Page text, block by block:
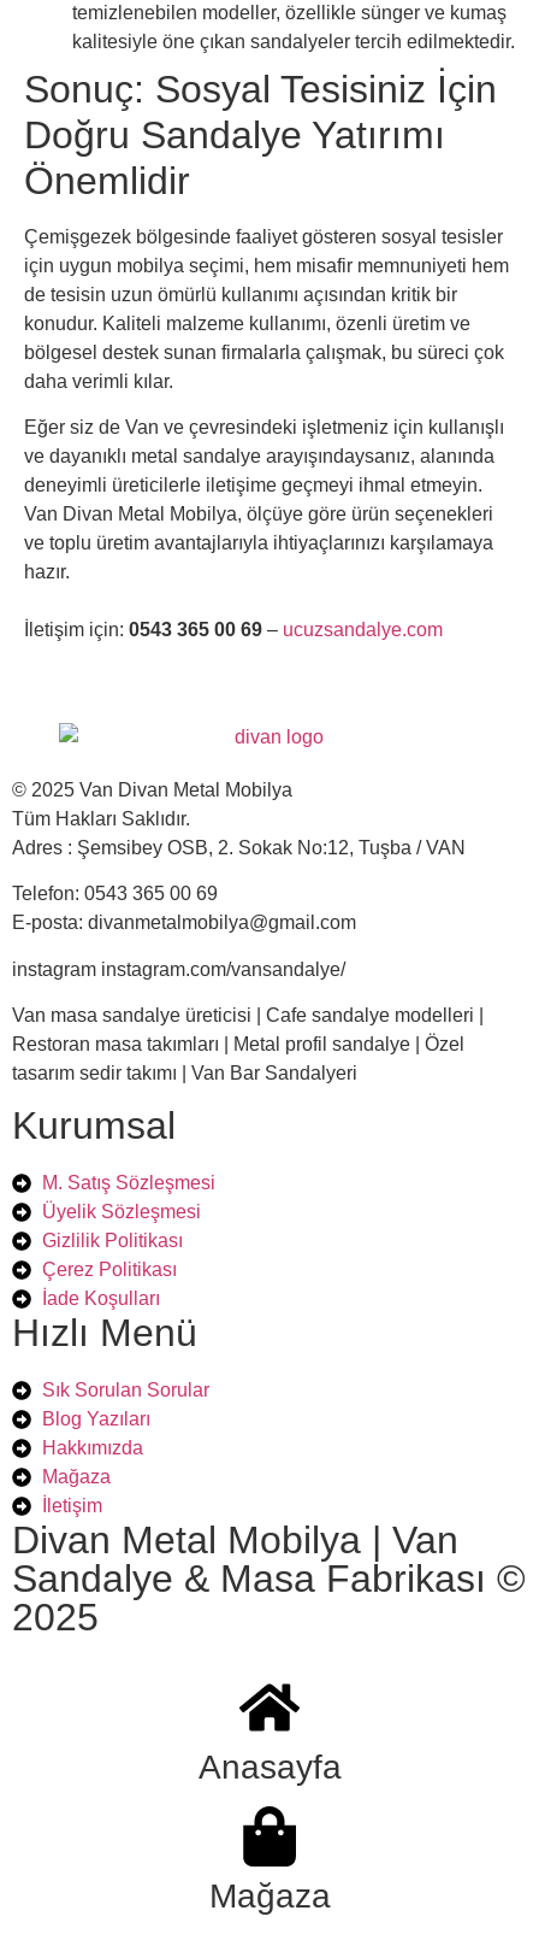
temizlenebilen modeller, özellikle sünger ve kumaş
kalitesiyle öne çıkan sandalyeler tercih edilmektedir.
Sonuç: Sosyal Tesisiniz İçin
Doğru Sandalye Yatırımı
Önemlidir
Çemişgezek bölgesinde faaliyet gösteren sosyal tesisler
için uygun mobilya seçimi, hem misafir memnuniyeti hem
de tesisin uzun ömürlü kullanımı açısından kritik bir
konudur. Kaliteli malzeme kullanımı, özenli üretim ve
bölgesel destek sunan firmalarla çalışmak, bu süreci çok
daha verimli kılar.
Eğer siz de Van ve çevresindeki işletmeniz için kullanışlı
ve dayanıklı metal sandalye arayışındaysanız, alanında
deneyimli üreticilerle iletişime geçmeyi ihmal etmeyin.
Van Divan Metal Mobilya, ölçüye göre ürün seçenekleri
ve toplu üretim avantajlarıyla ihtiyaçlarınızı karşılamaya
hazır.
İletişim için: 0543 365 00 69 – ucuzsandalye.com
© 2025 Van Divan Metal Mobilya
Tüm Hakları Saklıdır.
Adres : Şemsibey OSB, 2. Sokak No:12, Tuşba / VAN
Telefon: 0543 365 00 69
E-posta: divanmetalmobilya@gmail.com
instagram instagram.com/vansandalye/
Van masa sandalye üreticisi | Cafe sandalye modelleri |
Restoran masa takımları | Metal profil sandalye | Özel
tasarım sedir takımı | Van Bar Sandalyeri
Kurumsal
M. Satış Sözleşmesi
Üyelik Sözleşmesi
Gizlilik Politikası
Çerez Politikası
İade Koşulları
Hızlı Menü
Sık Sorulan Sorular
Blog Yazıları
Hakkımızda
Mağaza
İletişim
Divan Metal Mobilya | Van
Sandalye & Masa Fabrikası ©
2025
Anasayfa
Mağaza